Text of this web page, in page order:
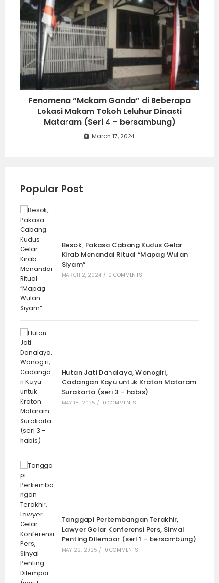
Upacara Adat Sesaji Mahesa Lawung
tahun 2024 Masih Jadi Penanda Proses
Perdamaian (seri 1 – bersambung)
November 2, 2024
Refleksi 79 Tahun NKRI, Sinuhun PB X Mulai
Merintis “Dukungan”, dari Miangas
Hingga Pulau Rote (seri 3 – bersambung)
Fenomena “Makam Ganda” di Beberapa
Lokasi Makam Tokoh Leluhur Dinasti
Popular Post